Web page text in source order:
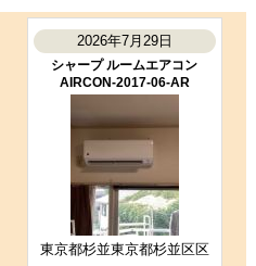
受注満足度 ★★★☆☆
2026年7月29日
シャープ ルームエアコン
AIRCON-2017-06-AR
東京都杉並東京都杉並区区